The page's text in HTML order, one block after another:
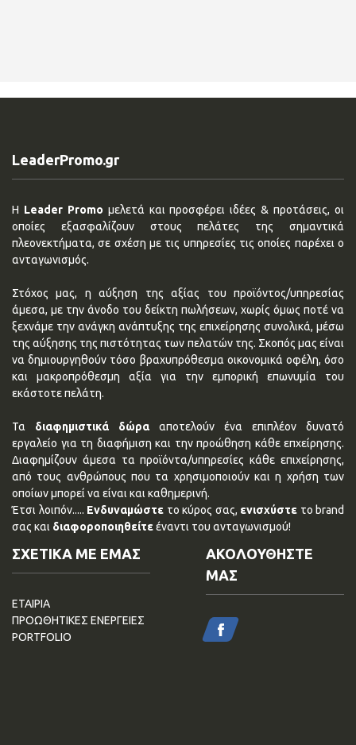
LeaderPromo.gr
Η Leader Promo μελετά και προσφέρει ιδέες & προτάσεις, οι
οποίες εξασφαλίζουν στους πελάτες της σημαντικά
πλεονεκτήματα, σε σχέση με τις υπηρεσίες τις οποίες παρέχει ο
ανταγωνισμός.
Στόχος μας, η αύξηση της αξίας του προϊόντος/υπηρεσίας
άμεσα, με την άνοδο του δείκτη πωλήσεων, χωρίς όμως ποτέ να
ξεχνάμε την ανάγκη ανάπτυξης της επιχείρησης συνολικά, μέσω
της αύξησης της πιστότητας των πελατών της. Σκοπός μας είναι
να δημιουργηθούν τόσο βραχυπρόθεσμα οικονομικά οφέλη, όσο
και μακροπρόθεσμη αξία για την εμπορική επωνυμία του
εκάστοτε πελάτη.
Τα διαφημιστικά δώρα αποτελούν ένα επιπλέον δυνατό
εργαλείο για τη διαφήμιση και την προώθηση κάθε επχείρησης.
Διαφημίζουν άμεσα τα προϊόντα/υπηρεσίες κάθε επιχείρησης,
από τους ανθρώπους που τα χρησιμοποιούν και η χρήση των
οποίων μπορεί να είναι και καθημερινή.
Έτσι λοιπόν..... Ενδυναμώστε το κύρος σας, ενισχύστε το brand
σας και διαφοροποιηθείτεέναντι του ανταγωνισμού!
ΣΧΕΤΙΚΑ ΜΕ ΕΜΑΣ
ΕΤΑΙΡΙΑ
ΠΡΟΩΘΗΤΙΚΕΣ ΕΝΕΡΓΕΙΕΣ
PORTFOLIO
ΑΚΟΛΟΥΘΗΣΤΕ
ΜΑΣ